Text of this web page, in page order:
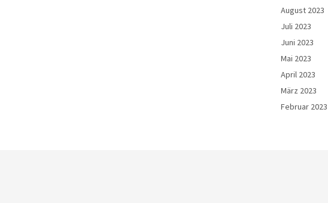
August 2023
Juli 2023
Juni 2023
Mai 2023
April 2023
März 2023
Februar 2023